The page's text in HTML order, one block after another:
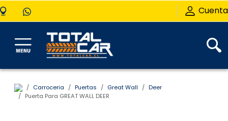
Cuenta
Carroceria Puertas Great Wall
Deer
Puerta Para GREAT WALL DEER